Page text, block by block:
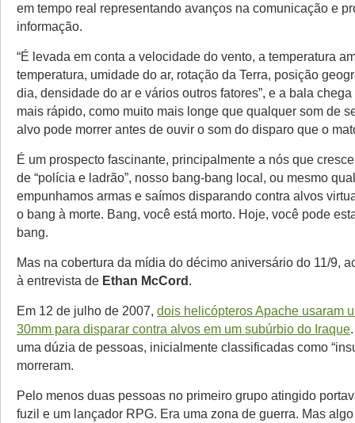
em tempo real representando avanços na comunicação e
informação.
“É levada em conta a velocidade do vento, a temperatura
temperatura, umidade do ar, rotação da Terra, posição
dia, densidade do ar e vários outros fatores”, e a bala
mais rápido, como muito mais longe que qualquer som de
alvo pode morrer antes de ouvir o som do disparo que o
É um prospecto fascinante, principalmente a nós que
de “polícia e ladrão”, nosso bang-bang local, ou mesmo
empunhamos armas e saímos disparando contra alvos
o bang à morte. Bang, você está morto. Hoje, você pode
bang.
Mas na cobertura da mídia do décimo aniversário do 11/9,
à entrevista de Ethan McCord .
Em 12 de julho de 2007, dois helicópteros Apache usaram
30mm para disparar contra alvos em um subúrbio do Iraque
uma dúzia de pessoas, inicialmente classificadas como
morreram.
Pelo menos duas pessoas no primeiro grupo atingido
fuzil e um lançador RPG. Era uma zona de guerra. Mas